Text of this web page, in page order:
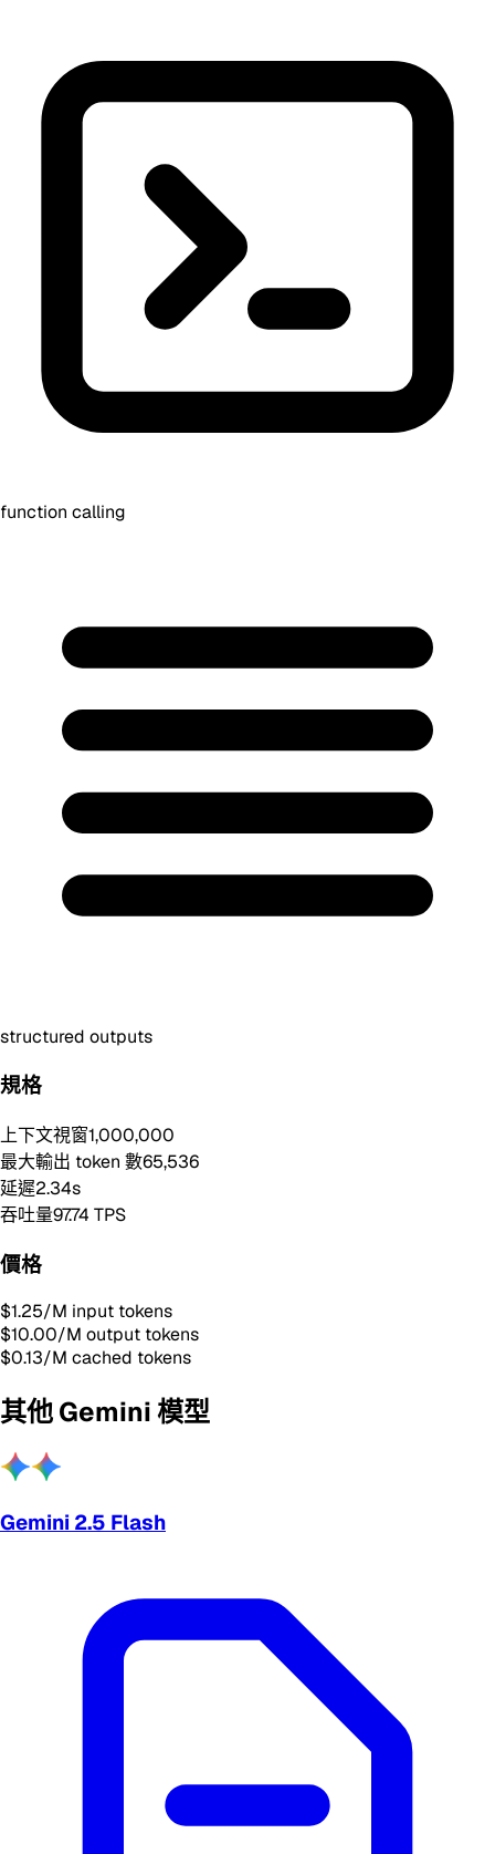
function calling
structured outputs
規格
上下文視窗1,000,000
最大輸出 token 數65,536
延遲2.34s
吞吐量97.74 TPS
價格
$1.25/M input tokens
$10.00/M output tokens
$0.13/M cached tokens
其他 Gemini 模型
Gemini 2.5 Flash